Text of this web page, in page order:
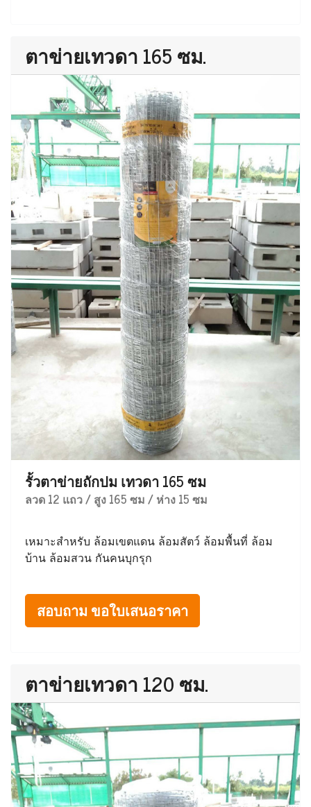
ตาข่ายเทวดา 165 ซม.
รั้วตาข่ายถักปม เทวดา 165 ซม
ลวด 12 แถว / สูง 165 ซม / ห่าง 15 ซม
เหมาะสำหรับ ล้อมเขตแดน ล้อมสัตว์ ล้อมพื้นที่ ล้อม
บ้าน ล้อมสวน กันคนบุกรุก
สอบถาม ขอใบเสนอราคา
ตาข่ายเทวดา 120 ซม.